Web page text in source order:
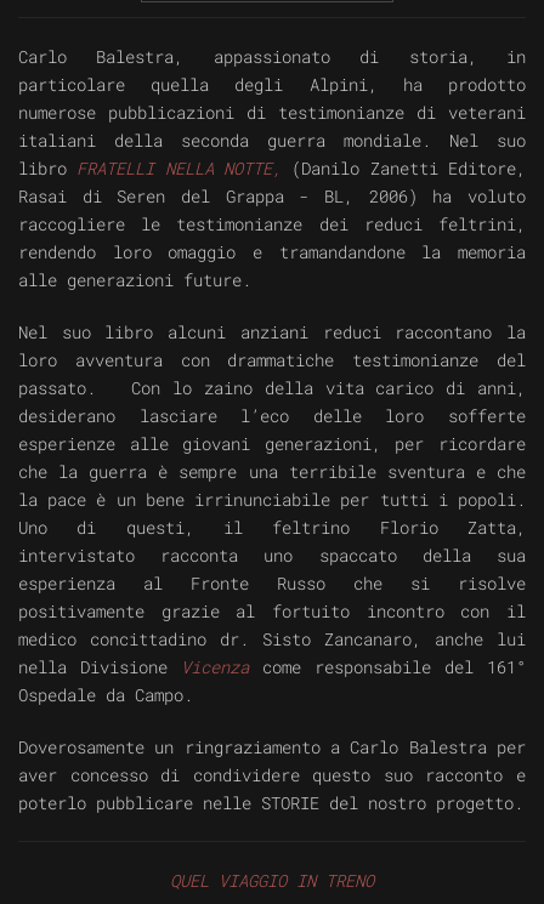
Carlo Balestra, appassionato di storia, in
particolare quella degli Alpini, ha prodotto
numerose pubblicazioni di testimonianze di veterani
italiani della seconda guerra mondiale. Nel suo
libro FRATELLI NELLA NOTTE,
(Danilo Zanetti Editore,
Rasai di Seren del Grappa - BL, 2006) ha voluto
raccogliere le testimonianze dei reduci feltrini,
rendendo loro omaggio e tramandandone la memoria
alle generazioni future.
Nel suo libro alcuni anziani reduci raccontano la
loro avventura con drammatiche testimonianze del
passato. Con lo zaino della vita carico di anni,
desiderano lasciare l’eco delle loro sofferte
esperienze alle giovani generazioni, per ricordare
che la guerra è sempre una terribile sventura e che
la pace è un bene irrinunciabile per tutti i popoli.
Uno di questi, il feltrino Florio Zatta,
intervistato racconta uno spaccato della sua
esperienza al Fronte Russo che si risolve
positivamente grazie al fortuito incontro con il
medico concittadino dr. Sisto Zancanaro, anche lui
nella Divisione
Vicenzacome responsabile del 161°
Ospedale da Campo.
Doverosamente un ringraziamento a Carlo Balestra per
aver concesso di condividere questo suo racconto e
poterlo pubblicare nelle STORIE del nostro progetto.
QUEL VIAGGIO IN TRENO